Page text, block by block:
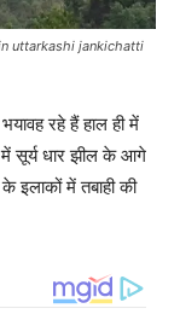
uttarkashi jankichatti
रहे हैं हाल ही में
में सूर्य धार झील के आगे
में तबाही की